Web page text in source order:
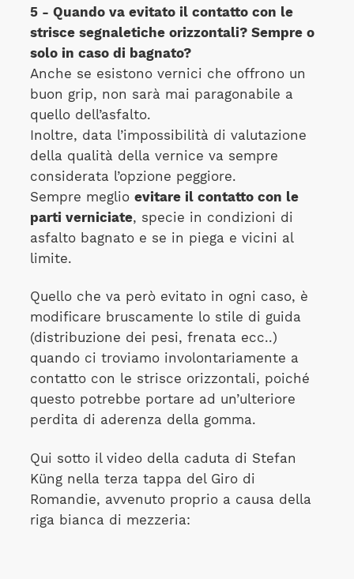
5 - Quando va evitato il contatto con le
strisce segnaletiche orizzontali? Sempre o
solo in caso di bagnato?
Anche se esistono vernici che offrono un
buon grip, non sarà mai paragonabile a
quello dell’asfalto.
Inoltre, data l’impossibilità di valutazione
della qualità della vernice va sempre
considerata l’opzione peggiore.
Sempre meglio evitare il contatto con le
parti verniciate, specie in condizioni di
asfalto bagnato e se in piega e vicini al
limite.
Quello che va però evitato in ogni caso, è
modificare bruscamente lo stile di guida
(distribuzione dei pesi, frenata ecc..)
quando ci troviamo involontariamente a
contatto con le strisce orizzontali, poiché
questo potrebbe portare ad un’ulteriore
perdita di aderenza della gomma.
Qui sotto il video della caduta di Stefan
Küng nella terza tappa del Giro di
Romandie, avvenuto proprio a causa della
riga bianca di mezzeria: